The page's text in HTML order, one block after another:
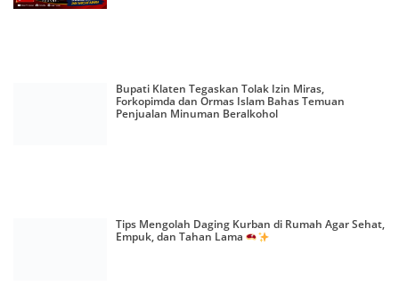
Bupati Klaten Tegaskan Tolak Izin Miras,
Forkopimda dan Ormas Islam Bahas Temuan
Penjualan Minuman Beralkohol
Tips Mengolah Daging Kurban di Rumah Agar Sehat,
Empuk, dan Tahan Lama